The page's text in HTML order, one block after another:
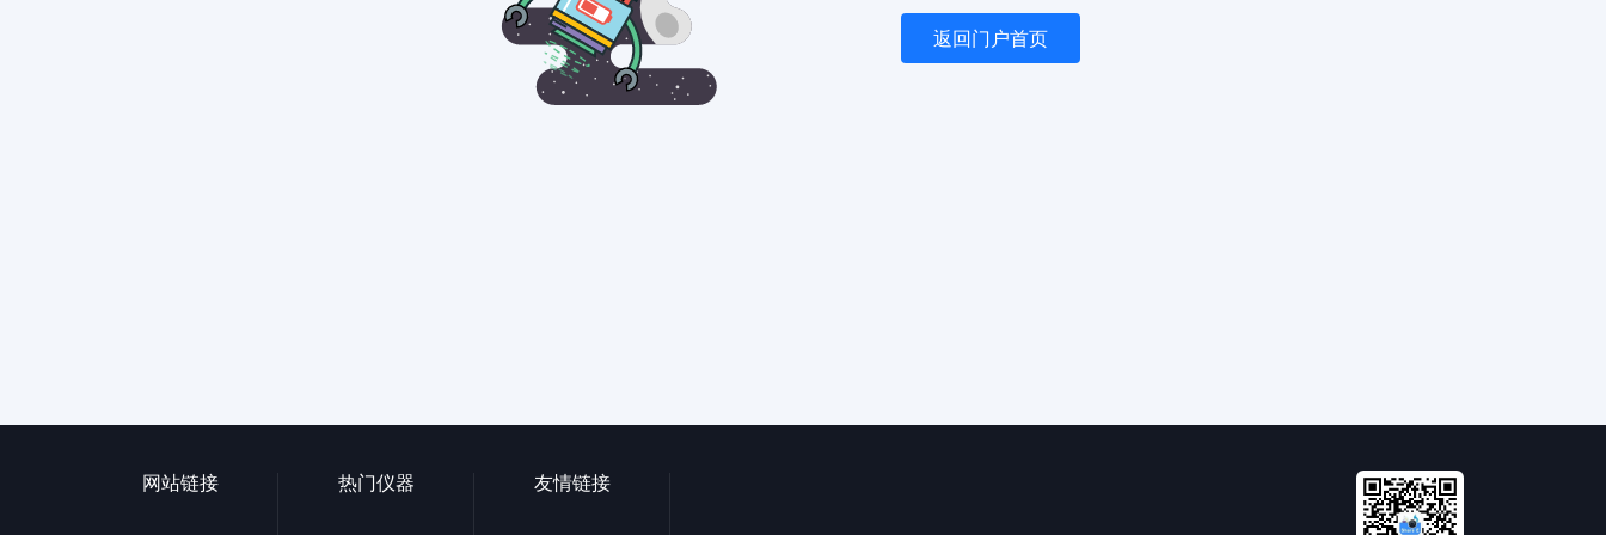
返回门户首页
网站链接 热门仪器 友情链接